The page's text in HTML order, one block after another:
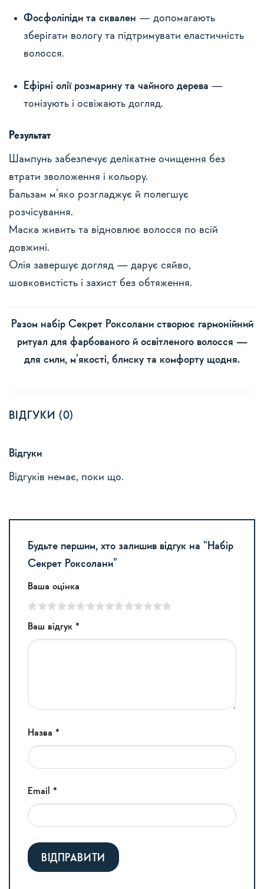
Фосфоліпіди та сквален — допомагають
зберігати вологу та підтримувати еластичність
волосся.
Ефірні олії розмарину та чайного дерева —
тонізують і освіжають догляд.
Результат
Шампунь забезпечує делікатне очищення без
втрати зволоження і кольору.
Бальзам м’яко розгладжує й полегшує
розчісування.
Маска живить та відновлює волосся по всій
довжині.
Олія завершує догляд — дарує сяйво,
шовковистість і захист без обтяження.
Разом набір Секрет Роксолани створює гармонійний
ритуал для фарбованого й освітленого волосся —
для сили, м’якості, блиску та комфорту щодня.
ВІДГУКИ (0)
Відгуки
Відгуків немає, поки що.
Будьте першим, хто залишив відгук на “Набір
Секрет Роксолани”
Ваша оцінка
Ваш відгук *
Назва *
Email *